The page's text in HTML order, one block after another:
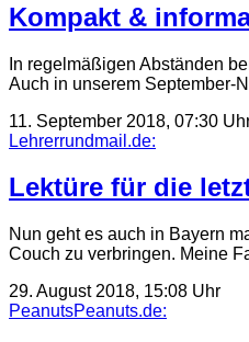
Kompakt &
In regelmäßigen Abständen
Auch in unserem September-
11. September 2018, 07:30
Lehrerrundmail.de:
Lektüre für die
Nun geht es auch in Bayern
Couch zu verbringen. Meine
29. August 2018, 15:08 Uhr
PeanutsPeanuts.de: